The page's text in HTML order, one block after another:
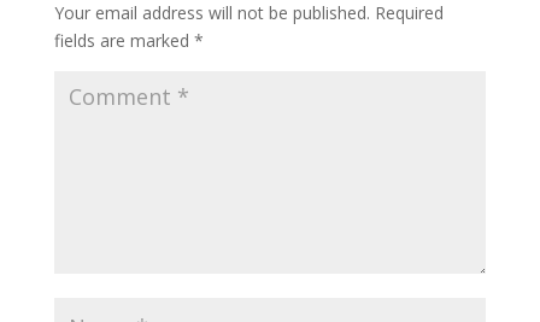
Your email address will not be published. Required
fields are marked *